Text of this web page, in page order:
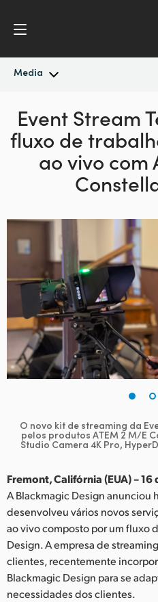
Media
Novidades
Arquivo
Imagens para Imprensa
Argentina
Australia
Austria
China
Denmark
Finland
France
Germany
India
Japan
Korea
Mexico
Malaysia
Event Stream
fluxo de
aovivo com
O novo kit de streaming da
pelos produtos ATEM 2 M/E
Studio Camera 4K Pro,
Fremont, Califórnia (EUA) –
A Blackmagic Design anunciou
desenvolveu vários novos
ao vivo composto por um fluxo
Design. A empresa de
clientes, recentemente
Blackmagic Design para se
necessidades dos clientes.